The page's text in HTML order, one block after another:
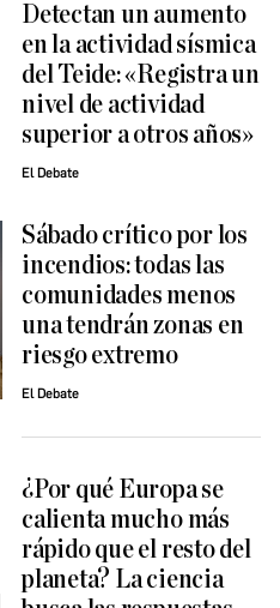
Detectan un aumento
en la actividad sísmica
del Teide: «Registra un
nivel de actividad
superior a otros años»
El Debate
Sábado crítico por los
incendios: todas las
comunidades menos
una tendrán zonas en
riesgo extremo
El Debate
¿Por qué Europa se
calienta mucho más
rápido que el resto del
planeta? La ciencia